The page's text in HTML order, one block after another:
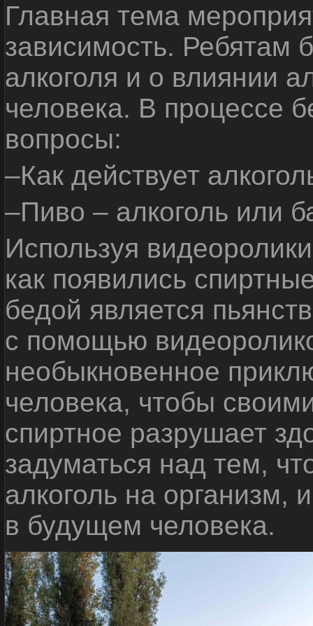
Главная тема
зависимость. Ребятам
алкоголя и о влиянии
человека. В процессе
вопросы:
–Как действует
–Пиво – алкоголь или
Используя
как появились
бедой является
с помощью
необыкновенное
человека, чтобы
спиртное разрушает
задуматься над тем,
алкоголь на организм,
в будущем человека.